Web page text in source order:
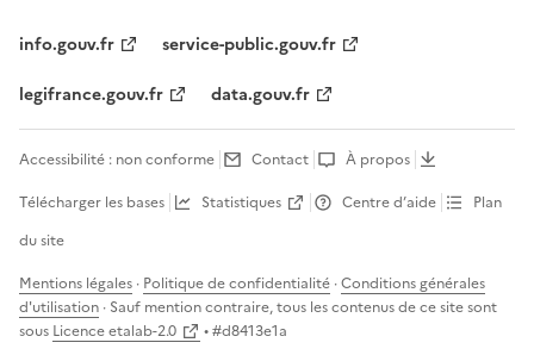
info.gouv.fr
service-public.gouv.fr
legifrance.gouv.fr
data.gouv.fr
Accessibilité : non conforme Contact
À propos
Télécharger les bases
Statistiques Centre d’aide
Plan
du site
Mentions légales · Politique de confidentialité ·Conditions générales
d'utilisation · Sauf mention contraire, tous les contenus de ce site sont
sous Licence etalab-2.0 • #d8413e1a